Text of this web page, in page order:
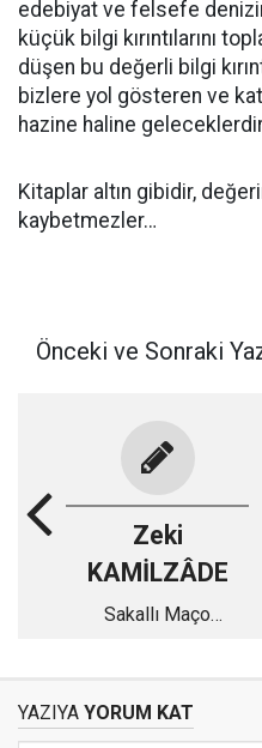
edebiyat ve felsefe
küçük bilgi kırıntılarını
düşen bu değerli bilgi
bizlere yol gösteren ve
hazine haline
Kitaplar altın gibidir,
kaybetmezler…
Önceki ve Sonraki
Zeki
KAMİLZÂDE
Sakallı Maço
tutar?
YAZIYA YORUM KAT